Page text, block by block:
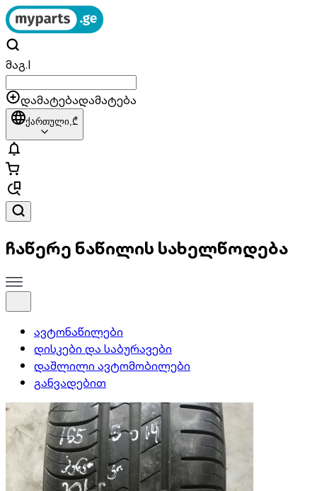
მაგ.|
დამატებადამატება
ქართული,₾
ჩაწერე ნაწილის სახელწოდება
ავტონაწილები
დისკები და საბურავები
დაშლილი ავტომობილები
განვადებით